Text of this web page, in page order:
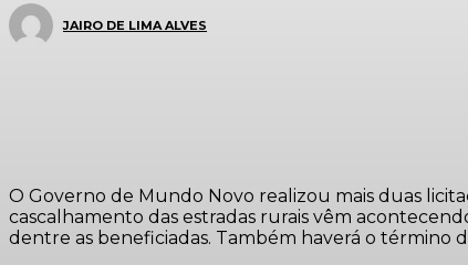
JAIRO DE LIMA ALVES
O Governo de Mundo Novo realizou mais duas
cascalhamento das estradas rurais vêm
dentre as beneficiadas. Também haverá o término